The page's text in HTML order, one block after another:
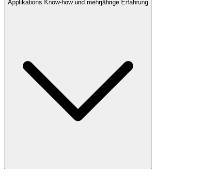
Applikations Know-how und mehrjährige Erfahrung